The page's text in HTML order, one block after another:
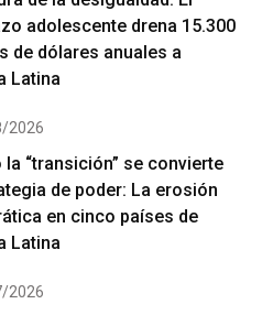
adolescente drena 15.300
de dólares anuales a
Latina
2026
la “transición” se convierte
de poder: La erosión
en cinco países de
Latina
2026